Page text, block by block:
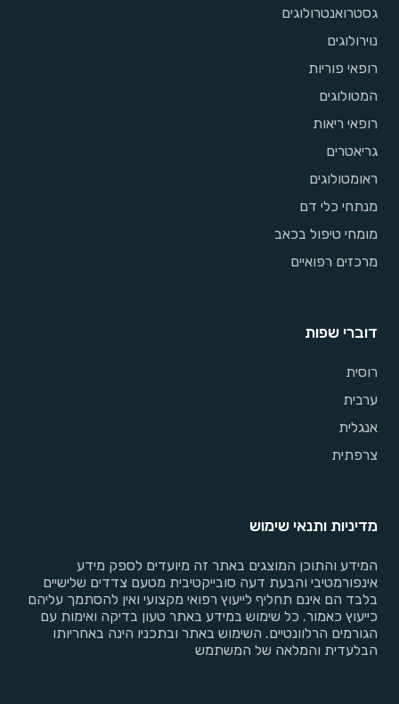
גסטרואנטרולוגים
נוירולוגים
רופאי פוריות
המטולוגים
רופאי ריאות
גריאטרים
ראומטולוגים
מנתחי כלי דם
מומחי טיפול בכאב
מרכזים רפואיים
דוברי שפות
רוסית
ערבית
אנגלית
צרפתית
מדיניות ותנאי שימוש
המידע והתוכן המוצגים באתר זה מיועדים לספק מידע
אינפורמטיבי והבעת דעה סובייקטיבית מטעם צדדים שלישיים
בלבד הם אינם תחליף לייעוץ רפואי מקצועי ואין להסתמך עליהם
כייעוץ כאמור. כל שימוש במידע באתר טעון בדיקה ואימות עם
הגורמים הרלוונטיים. השימוש באתר ובתכניו הינה באחריותו
הבלעדית והמלאה של המשתמש